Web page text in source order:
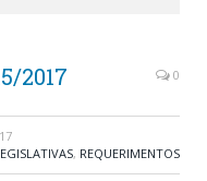
2017 0
, REQUERIMENTOS